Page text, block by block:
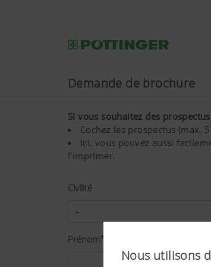
Nous utilisons
Demande de brochure
Si vous souhaitez des
Cochez les prospectus (max.
Ici, vous pouvez aussi
l'imprimer.
Civilité
Prénom*